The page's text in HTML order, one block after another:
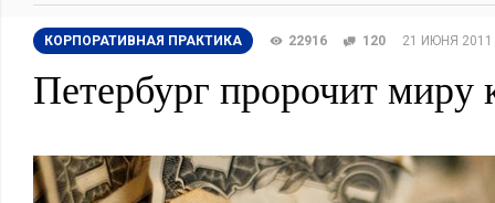
КОРПОРАТИВНАЯ ПРАКТИКА 22916 120 21 ИЮНЯ 2011
Петербург пророчит миру